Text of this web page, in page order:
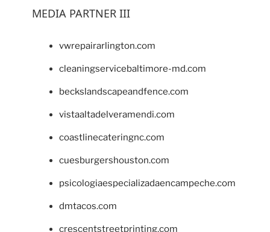
MEDIA PARTNER III
vwrepairarlington.com
cleaningservicebaltimore-md.com
beckslandscapeandfence.com
vistaaltadelveramendi.com
coastlinecateringnc.com
cuesburgershouston.com
psicologiaespecializadaencampeche.com
dmtacos.com
crescentstreetprinting.com